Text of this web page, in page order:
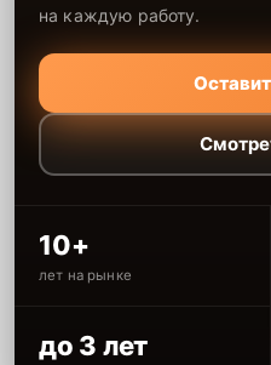
на каждую работу.
10+
лет на рынке
до 3 лет